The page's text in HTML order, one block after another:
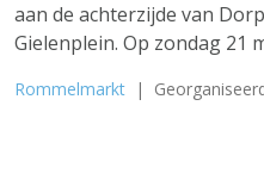
aan de achterzijde van
Gielenplein. Op zondag 21
Rommelmarkt |